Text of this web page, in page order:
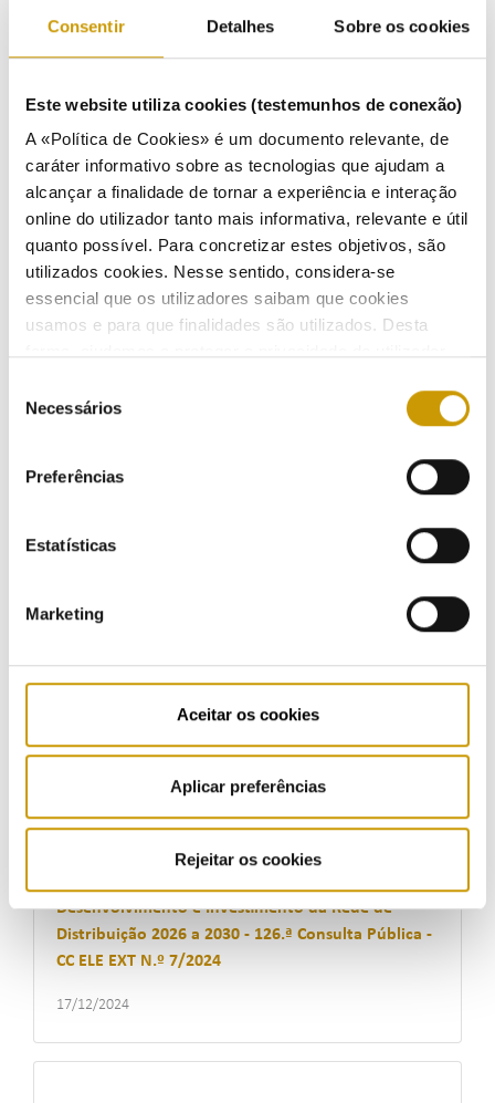
Consentir Detalhes Sobre os cookies
Este website utiliza cookies (testemunhos de conexão)
A «Política de Cookies» é um documento relevante, de
caráter informativo sobre as tecnologias que ajudam a
alcançar a finalidade de tornar a experiência e interação
online do utilizador tanto mais informativa, relevante e útil
quanto possível. Para concretizar estes objetivos, são
utilizados cookies. Nesse sentido, considera-se
essencial que os utilizadores saibam que cookies
usamos e para que finalidades são utilizados. Desta
simples possível de usar. Para obter mais informações
sobre como são tratados os seus dados pessoais,
Necessários
Preferências
Estatísticas
Marketing
Aceitar os cookies
Aplicar preferências
Rejeitar os cookies
02/04/2025
Revisão metodológica do estudo previsto no
quadro legal do Mecanismo de Equilíbrio
Concorrencial - 129.ª Consulta Pública - CC ELE EXT
N.º 3/2025
06/03/2025
Nacional de Transporte de Eletricidade 2025 a
N.º2/2025
Proposta de alteração do MPGGS para
Desenvolvimento e Investimento da Rede de
Distribuição 2026 a 2030 - 126.ª Consulta Pública -
CC ELE EXT N.º 7/2024
17/12/2024